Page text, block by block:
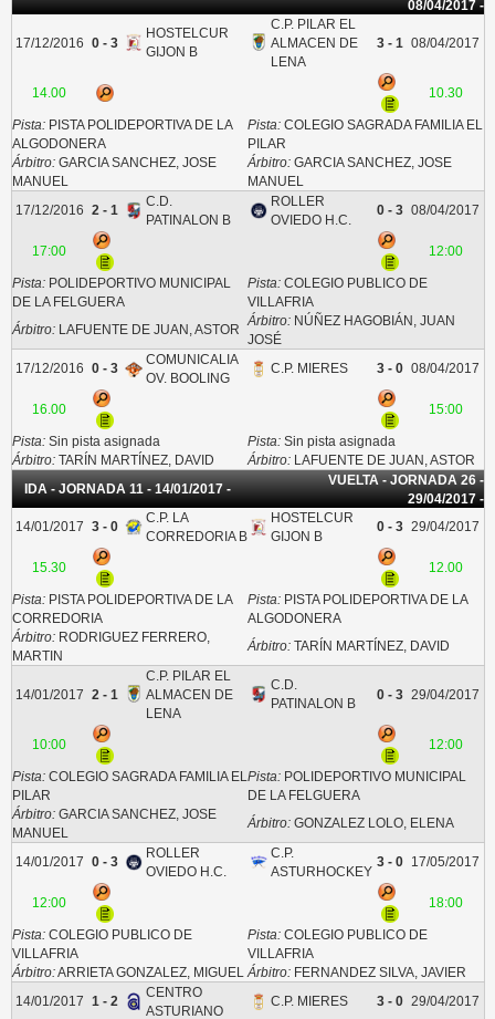
08/04/2017 -
17/12/2016 0 - 3
HOSTELCUR
GIJON B
C.P. PILAR EL
ALMACEN DE
LENA
3 - 1 08/04/2017
14.00 10.30
Pista:PISTA POLIDEPORTIVA DE LA
ALGODONERA
Pista:COLEGIO SAGRADA FAMILIA EL
PILAR
Árbitro:GARCIA SANCHEZ, JOSE
MANUEL
Árbitro:GARCIA SANCHEZ, JOSE
MANUEL
17/12/2016
2 - 1
C.D.
PATINALON B
ROLLER
OVIEDO H.C.
0 - 3 08/04/2017
17:00 12:00
Pista:POLIDEPORTIVO MUNICIPAL
DE LA FELGUERA
Pista:COLEGIO PUBLICO DE
VILLAFRIA
Árbitro:LAFUENTE DE JUAN, ASTOR
Árbitro:NÚÑEZ HAGOBIÁN, JUAN
JOSÉ
17/12/2016
0 - 3
COMUNICALIA
OV. BOOLING
C.P. MIERES 3 - 0 08/04/2017
16.00 15:00
Pista:Sin pista asignada Pista:Sin pista asignada
Árbitro:TARÍN MARTÍNEZ, DAVID Árbitro:LAFUENTE DE JUAN, ASTOR
IDA - JORNADA 11 - 14/01/2017 -
VUELTA - JORNADA 26 -
29/04/2017 -
14/01/2017
3 - 0
C.P. LA
CORREDORIA B
HOSTELCUR
GIJON B
0 - 3 29/04/2017
15.30 12.00
Pista:PISTA POLIDEPORTIVA DE LA
CORREDORIA
Pista:PISTA POLIDEPORTIVA DE LA
ALGODONERA
Árbitro:RODRIGUEZ FERRERO,
MARTIN
Árbitro:TARÍN MARTÍNEZ, DAVID
14/01/2017 2 - 1
C.P. PILAR EL
ALMACEN DE
LENA
C.D.
PATINALON B
0 - 3 29/04/2017
10:00 12:00
Pista:COLEGIO SAGRADA FAMILIA EL
PILAR
Pista:POLIDEPORTIVO MUNICIPAL
DE LA FELGUERA
Árbitro:GARCIA SANCHEZ, JOSE
MANUEL
Árbitro:GONZALEZ LOLO, ELENA
14/01/2017 0 - 3
ROLLER
OVIEDO H.C.
C.P.
ASTURHOCKEY
3 - 0 17/05/2017
12:00 18:00
Pista:COLEGIO PUBLICO DE
VILLAFRIA
Pista:COLEGIO PUBLICO DE
VILLAFRIA
Árbitro:ARRIETA GONZALEZ, MIGUEL Árbitro:FERNANDEZ SILVA, JAVIER
14/01/2017
1 - 2
CENTRO
ASTURIANO
C.P. MIERES 3 - 0 29/04/2017